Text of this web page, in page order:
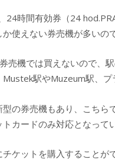
24時間有効券（24
使えない券売機が多いの
売機では買えないので、
駅やMuzeum駅、プ
の券売機もあり、こち
カードのみ対応となって
ケットを購入することが